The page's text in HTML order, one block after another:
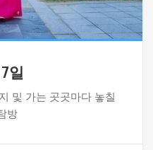
일
및 가는 곳곳마다 놓칠
방